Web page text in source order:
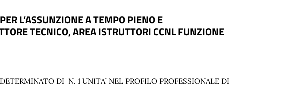
L’ASSUNZIONE A TEMPO PIENO E
TECNICO, AREA ISTRUTTORI CCNL FUNZIONE
DI N. 1 UNITA’ NEL PROFILO PROFESSIONALE DI